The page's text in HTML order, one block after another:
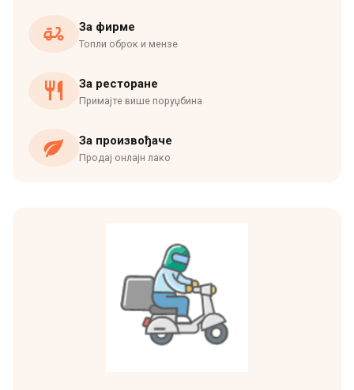
За фирме
Топли оброк и мензе
За ресторане
Примајте више поруџбина
За произвођаче
Продај онлајн лако